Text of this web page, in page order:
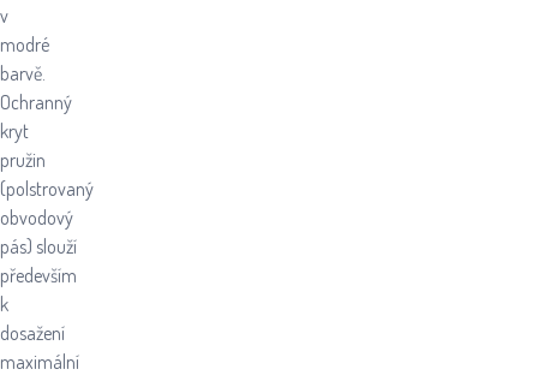
v
modré
barvě.
Ochranný
kryt
pružin
(polstrovaný
obvodový
pás) slouží
především
k
dosažení
maximální